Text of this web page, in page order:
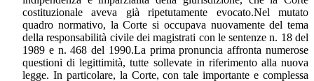
costituzionale aveva già ripetutamente evocato.Nel mutato
quadro normativo, la Corte si occupava nuovamente del tema
della responsabilità civile dei magistrati con le sentenze n. 18 del
1989 e n. 468 del 1990.La prima pronuncia affronta numerose
questioni di legittimità, tutte sollevate in riferimento alla nuova
legge. In particolare, la Corte, con tale importante e complessa